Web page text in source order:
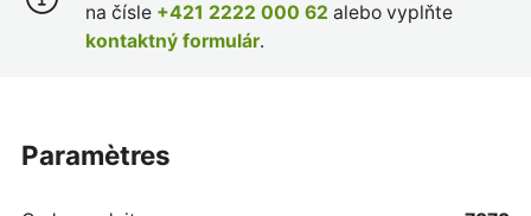
na čísle +421 2222 000 62 alebo vyplňte
kontaktný formulár.
paramètres